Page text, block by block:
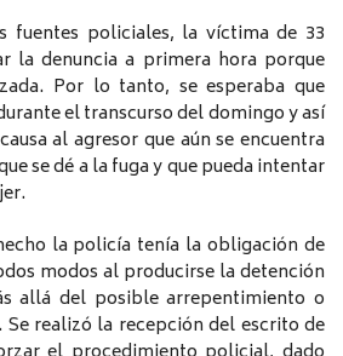
fuentes policiales, la víctima de 33
la denuncia a primera hora porque
Por lo tanto, se esperaba que
el transcurso del domingo y así
al agresor que aún se encuentra
se dé a la fuga y que pueda intentar
la policía tenía la obligación de
modos al producirse la detención
allá del posible arrepentimiento o
Se realizó la recepción del escrito de